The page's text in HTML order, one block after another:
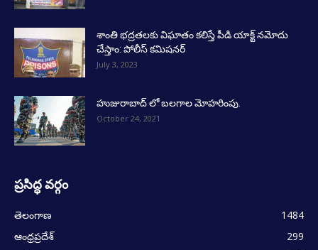
శాంతి భద్రతలకు విఘాతం కలిస్తే పీడి యాక్ట్ నమోదు
చేస్తాం: పోలీస్ కమిషనర్
July 3, 2023
హుజురాబాద్ లో బలగాల మోహరింపు.
October 24, 2021
ప్రసిద్ధ వర్గం
తెలంగాణ
1484
ఆంధ్రప్రదేశ్
299